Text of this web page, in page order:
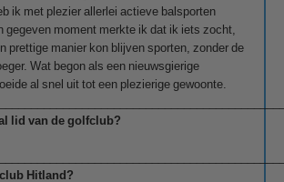
ik met plezier allerlei actieve balsporten
gegeven moment merkte ik dat ik iets zocht,
prettige manier kon blijven sporten, zonder de
Wat begon als een nieuwsgierige
al snel uit tot een plezierige gewoonte.
lid van de golfclub?
Hitland?